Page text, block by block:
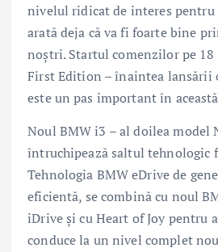
nivelul ridicat de interes pentru
arată deja că va fi foarte bine
noștri. Startul comenzilor pe
First Edition – înaintea lansării
este un pas important în
Noul BMW i3 – al doilea model
întruchipează saltul tehnologic
Tehnologia BMW eDrive de
eficientă, se combină cu noul
iDrive și cu Heart of Joy pentru
conduce la un nivel complet